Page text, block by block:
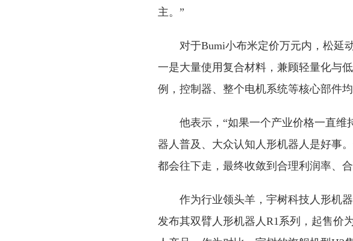
主。”
对于Bumi小布米定价万元内，松延
一是大量使用复合材料，兼顾轻量化与
例，控制器、整个电机系统等核心部件
他表示，“如果一个产业价格一直
器人普及、大众认知人形机器人是好事
都会往下走，最终收敛到合理利润率、
作为行业领头羊，宇树科技人形机
发布其双臂人形机器人R1系列，起售价